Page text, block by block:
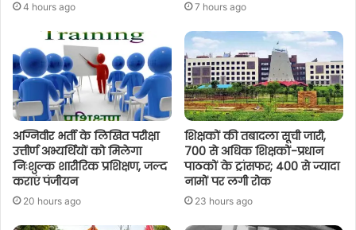
4 hours ago 7 hours ago
अग्निवीर भर्ती के लिखित परीक्षा
उत्तीर्ण अभ्यर्थियों को मिलेगा
निःशुल्क शारीरिक प्रशिक्षण, जल्द
कराएं पंजीयन
20 hours ago
शिक्षकों की तबादला सूची जारी,
700 से अधिक शिक्षकों-प्रधान
पाठकों के ट्रांसफर; 400 से ज्यादा
नामों पर लगी रोक
23 hours ago